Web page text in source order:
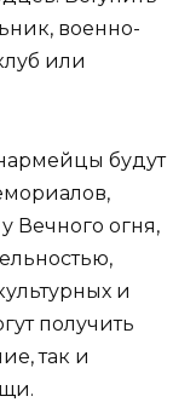
военно-
или
будут
Вечного огня,
и
получить
так и